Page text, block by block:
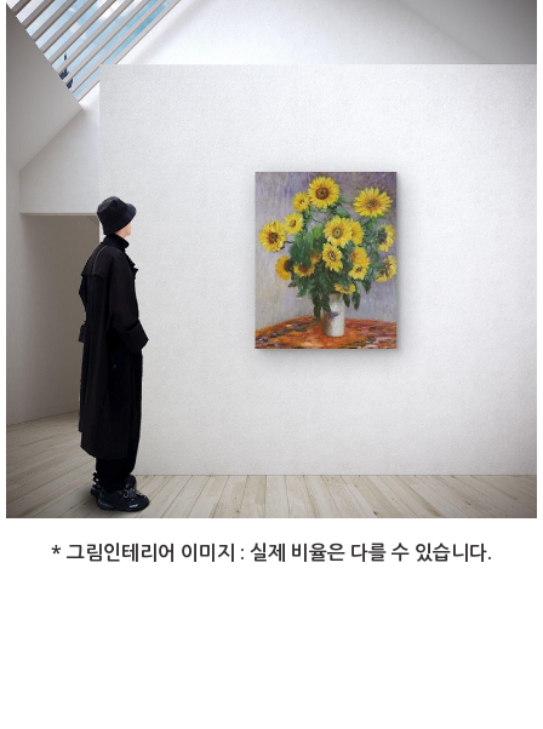
* 그림인테리어 이미지 : 실제 비율은 다를 수 있습니다.